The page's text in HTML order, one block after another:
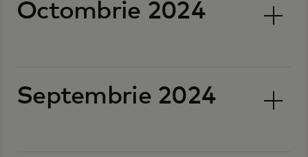
Octombrie 2024
Septembrie 2024